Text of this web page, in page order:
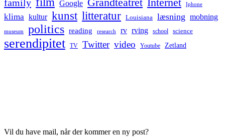
family Google Internet Iphone
klima kultur kunst litteratur Louisiana læsning mobning
museum politics reading research rv rving school science
serendipitet TV Twitter video Youtube Zetland
Vil du have mail, når der kommer en ny post?